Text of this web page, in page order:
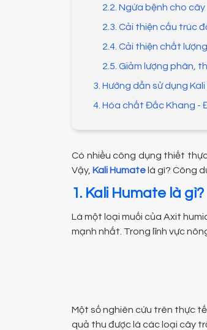
2.2. Ngừa bệnh cho cây
2.3. Cải thiện cấu trúc
2.4. Cải thiện chất
2.5. Giảm lượng phân,
3. Hướng dẫn sử dụng
4. Hóa chất Đắc Khang -
Có nhiều công dụng thiết
Vậy, Kali Humate là gì? Công
1. Kali Humate là gì?
Là một loại muối của Axit
mạnh nhất. Trong lĩnh vực
Một số nghiên cứu trên thực tế
quả thu được là các loại cây